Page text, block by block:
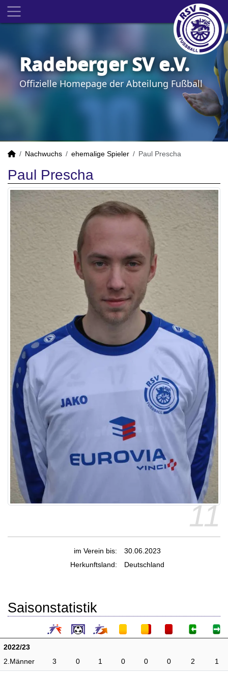
Radeberger SV e.V.
Offizielle Homepage der Abteilung Fußball
Nachwuchs ehemalige Spieler Paul Prescha
Paul Prescha
11
im Verein bis:
30.06.2023
Herkunftsland:
Deutschland
Saisonstatistik
2022/23
2.Männer
3 0 1 0 0 0 2 1